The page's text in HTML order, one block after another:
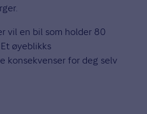
vil en bil som holder 80
øyeblikks
konsekvenser for deg selv